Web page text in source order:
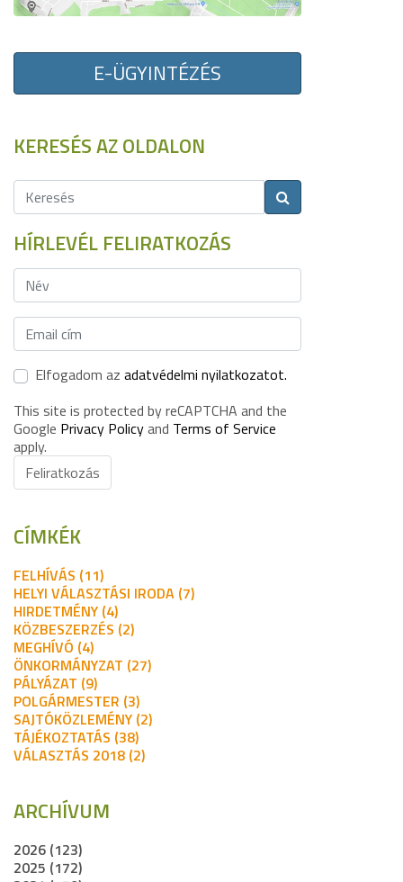
E-ÜGYINTÉZÉS
KERESÉS AZ OLDALON
HÍRLEVÉL FELIRATKOZÁS
Elfogadom az adatvédelmi nyilatkozatot.
This site is protected by reCAPTCHA and the
Google Privacy Policyand Terms of Service
apply.
Feliratkozás
CÍMKÉK
FELHÍVÁS (11)
HELYI VÁLASZTÁSI IRODA (7)
HIRDETMÉNY (4)
KÖZBESZERZÉS (2)
MEGHÍVÓ (4)
ÖNKORMÁNYZAT (27)
PÁLYÁZAT (9)
POLGÁRMESTER (3)
SAJTÓKÖZLEMÉNY (2)
TÁJÉKOZTATÁS (38)
VÁLASZTÁS 2018 (2)
ARCHÍVUM
2026 (123)
2025 (172)